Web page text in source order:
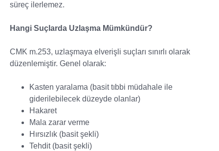
süreç ilerlemez.
Hangi Suçlarda Uzlaşma Mümkündür?
CMK m.253, uzlaşmaya elverişli suçları sınırlı olarak
düzenlemiştir. Genel olarak:
Kasten yaralama (basit tıbbi müdahale ile
giderilebilecek düzeyde olanlar)
Hakaret
Mala zarar verme
Hırsızlık (basit şekli)
Tehdit (basit şekli)